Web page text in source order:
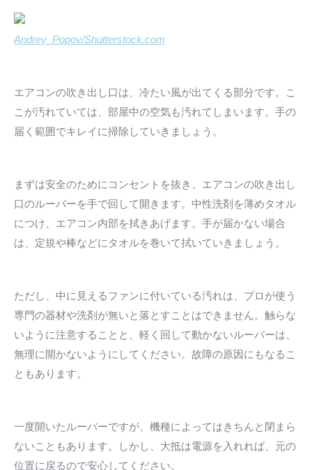
Andrey_Popov/Shutterstock.com
エアコンの吹き出し口は、冷たい風が出てくる部分です。こ
こが汚れていては、部屋中の空気も汚れてしまいます。手の
届く範囲でキレイに掃除していきましょう。
まずは安全のためにコンセントを抜き、エアコンの吹き出し
口のルーバーを手で回して開きます。中性洗剤を薄めタオル
につけ、エアコン内部を拭きあげます。手が届かない場合
は、定規や棒などにタオルを巻いて拭いていきましょう。
ただし、中に見えるファンに付いている汚れは、プロが使う
専門の器材や洗剤が無いと落とすことはできません。触らな
いように注意することと、軽く回して動かないルーバーは、
無理に開かないようにしてください。故障の原因にもなるこ
ともあります。
一度開いたルーバーですが、機種によってはきちんと閉まら
ないこともあります。しかし、大抵は電源を入れれば、元の
位置に戻るので安心してください。